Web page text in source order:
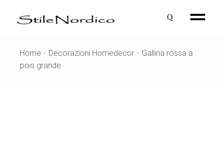
content
Home Decorazioni Homedecor
Gallina rossa a
pois grande